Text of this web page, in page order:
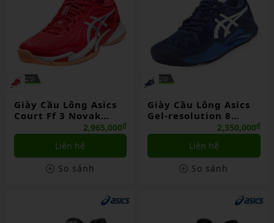
Giày Cầu Lông Asics
Court Ff 3 Novak
Đỏ/xanh (pb/rd)2,965,000₫
Liên hệ
So sánh
Giày Cầu Lông Asics
Gel-resolution 8
Xanh Dương (bl)2,350,000₫
Liên hệ
So sánh